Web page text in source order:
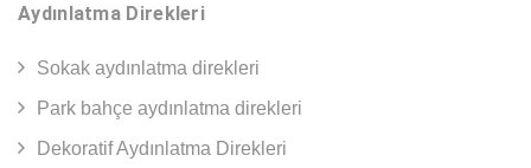
Aydınlatma Direkleri
Sokak aydınlatma direkleri
Park bahçe aydınlatma direkleri
Dekoratif Aydınlatma Direkleri